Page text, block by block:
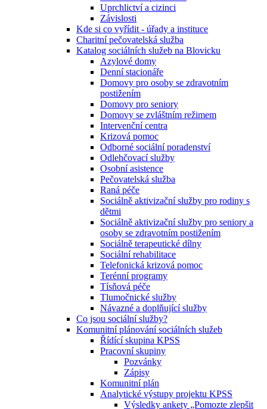
Uprchlictví a cizinci
Závislosti
Kde si co vyřídit - úřady a instituce
Charitní pečovatelská služba
Katalog sociálních služeb na Blovicku
Azylové domy
Denní stacionáře
Domovy pro osoby se zdravotním
postižením
Domovy pro seniory
Domovy se zvláštním režimem
Intervenční centra
Krizová pomoc
Odborné sociální poradenství
Odlehčovací služby
Osobní asistence
Pečovatelská služba
Raná péče
Sociálně aktivizační služby pro rodiny s
dětmi
Sociálně aktivizační služby pro seniory a
osoby se zdravotním postižením
Sociálně terapeutické dílny
Sociální rehabilitace
Telefonická krizová pomoc
Terénní programy
Tísňová péče
Tlumočnické služby
Návazné a doplňující služby
Co jsou sociální služby?
Komunitní plánování sociálních služeb
Řídící skupina KPSS
Pracovní skupiny
Pozvánky
Zápisy
Komunitní plán
Analytické výstupy projektu KPSS
Výsledky ankety „Pomozte zlepšit